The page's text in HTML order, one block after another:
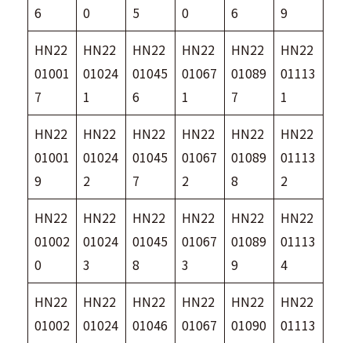
6
0
5
0
6
9
HN22
01001
7
HN22
01024
1
HN22
01045
6
HN22
01067
1
HN22
01089
7
HN22
01113
1
HN22
01001
9
HN22
01024
2
HN22
01045
7
HN22
01067
2
HN22
01089
8
HN22
01113
2
HN22
01002
0
HN22
01024
3
HN22
01045
8
HN22
01067
3
HN22
01089
9
HN22
01113
4
HN22
01002
HN22
01024
HN22
01046
HN22
01067
HN22
01090
HN22
01113